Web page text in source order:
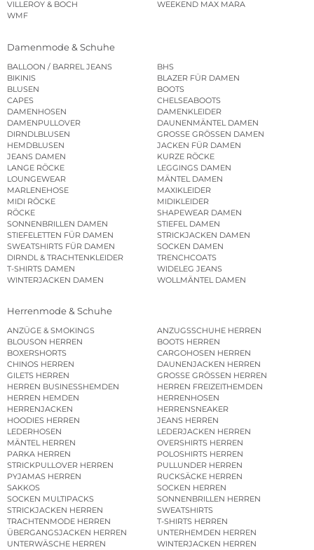
VILLEROY & BOCH
WEEKEND MAX MARA
WMF
Damenmode & Schuhe
BALLOON / BARREL JEANS
BHS
BIKINIS
BLAZER FÜR DAMEN
BLUSEN
BOOTS
CAPES
CHELSEABOOTS
DAMENHOSEN
DAMENKLEIDER
DAMENPULLOVER
DAUNENMÄNTEL DAMEN
DIRNDLBLUSEN
GROSSE GRÖSSEN DAMEN
HEMDBLUSEN
JACKEN FÜR DAMEN
JEANS DAMEN
KURZE RÖCKE
LANGE RÖCKE
LEGGINGS DAMEN
LOUNGEWEAR
MÄNTEL DAMEN
MARLENEHOSE
MAXIKLEIDER
MIDI RÖCKE
MIDIKLEIDER
RÖCKE
SHAPEWEAR DAMEN
SONNENBRILLEN DAMEN
STIEFEL DAMEN
STIEFELETTEN FÜR DAMEN
STRICKJACKEN DAMEN
SWEATSHIRTS FÜR DAMEN
SOCKEN DAMEN
DIRNDL & TRACHTENKLEIDER
TRENCHCOATS
T-SHIRTS DAMEN
WIDELEG JEANS
WINTERJACKEN DAMEN
WOLLMÄNTEL DAMEN
Herrenmode & Schuhe
ANZÜGE & SMOKINGS
ANZUGSSCHUHE HERREN
BLOUSON HERREN
BOOTS HERREN
BOXERSHORTS
CARGOHOSEN HERREN
CHINOS HERREN
DAUNENJACKEN HERREN
GILETS HERREN
GROSSE GRÖSSEN HERREN
HERREN BUSINESSHEMDEN
HERREN FREIZEITHEMDEN
HERREN HEMDEN
HERRENHOSEN
HERRENJACKEN
HERRENSNEAKER
HOODIES HERREN
JEANS HERREN
LEDERHOSEN
LEDERJACKEN HERREN
MÄNTEL HERREN
OVERSHIRTS HERREN
PARKA HERREN
POLOSHIRTS HERREN
STRICKPULLOVER HERREN
PULLUNDER HERREN
PYJAMAS HERREN
RUCKSÄCKE HERREN
SAKKOS
SOCKEN HERREN
SOCKEN MULTIPACKS
SONNENBRILLEN HERREN
STRICKJACKEN HERREN
SWEATSHIRTS
TRACHTENMODE HERREN
T-SHIRTS HERREN
ÜBERGANGSJACKEN HERREN
UNTERHEMDEN HERREN
UNTERWÄSCHE HERREN
WINTERJACKEN HERREN